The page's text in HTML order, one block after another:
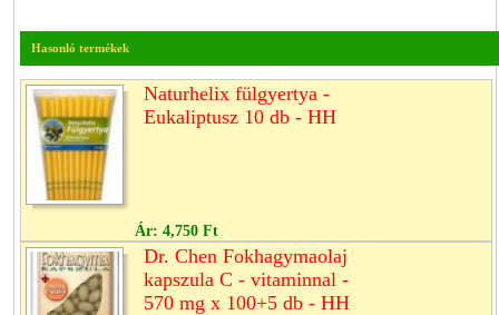
Hasonló termékek
Naturhelix fülgyertya -
Eukaliptusz 10 db - HH
Ár: 4,750 Ft
Dr. Chen Fokhagymaolaj
kapszula C - vitaminnal -
570 mg x 100+5 db - HH